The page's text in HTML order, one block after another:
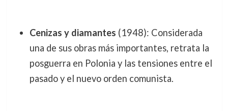
Cenizas y diamantes (1948): Considerada
una de sus obras más importantes, retrata la
posguerra en Polonia y las tensiones entre el
pasado y el nuevo orden comunista.